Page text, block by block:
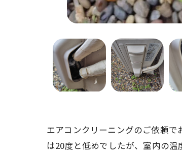
エアコンクリーニングのご依頼
は20度と低めでしたが、室内の